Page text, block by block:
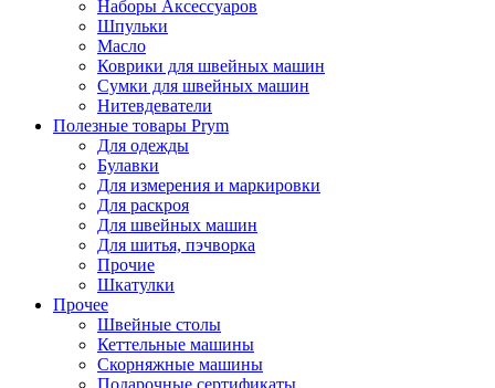
Наборы Аксессуаров
Шпульки
Масло
Коврики для швейных машин
Сумки для швейных машин
Нитевдеватели
Полезные товары Prym
Для одежды
Булавки
Для измерения и маркировки
Для раскроя
Для швейных машин
Для шитья, пэчворка
Прочие
Шкатулки
Прочее
Швейные столы
Кеттельные машины
Скорняжные машины
Подарочные сертификаты